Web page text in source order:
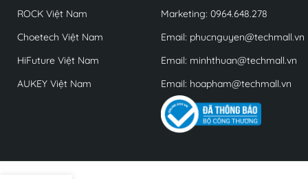
ROCK Việt Nam
Choetech Việt Nam
HiFuture Việt Nam
AUKEY Việt Nam
Marketing: 0964.648.278
Email: phucnguyen@techmall.vn
Email: minhthuan@techmall.vn
Email: hoapham@techmall.vn